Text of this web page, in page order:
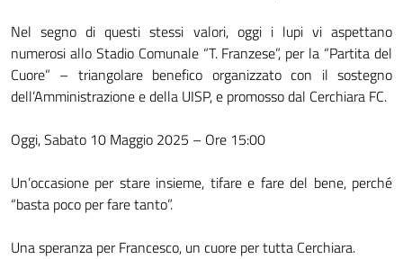
Nel segno di questi stessi valori, oggi i lupi vi aspettano
numerosi allo Stadio Comunale “T. Franzese”, per la “Partita del
Cuore” – triangolare benefico organizzato con il sostegno
dell’Amministrazione e della UISP, e promosso dal Cerchiara FC.
Oggi, Sabato 10 Maggio 2025 – Ore 15:00
Un’occasione per stare insieme, tifare e fare del bene, perché
“basta poco per fare tanto”.
Una speranza per Francesco, un cuore per tutta Cerchiara.